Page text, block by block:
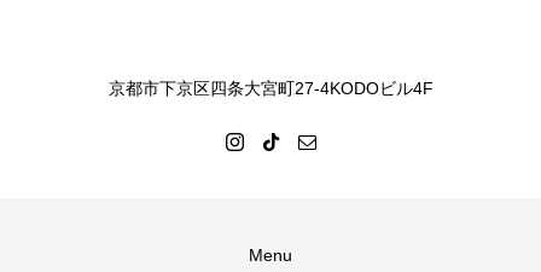
京都市下京区四条大宮町27-4KODOビル4F
Menu